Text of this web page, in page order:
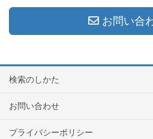
お問い合
検索のしかた
お問い合わせ
プライバシーポリシー